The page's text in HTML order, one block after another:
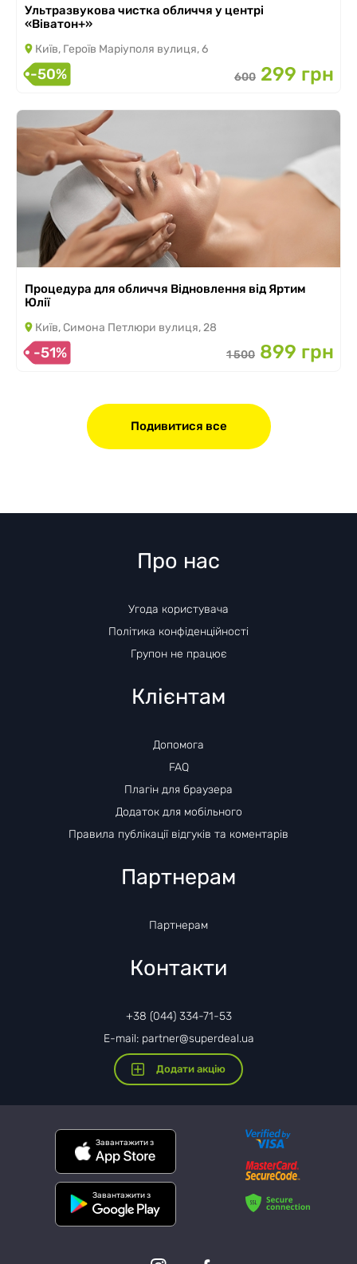
Ультразвукова чистка обличчя у центрі
«Віватон+»
Київ, Героїв Маріуполя вулиця, 6
-50% 600 299 грн
Процедура для обличчя Відновлення від Яртим
Юлії
Київ, Симона Петлюри вулиця, 28
-51% 1 500 899 грн
Подивитися все
Про нас
Угода користувача
Політика конфіденційності
Групон не працює
Клієнтам
Допомога
FAQ
Плагін для браузера
Додаток для мобільного
Правила публікації відгуків та коментарів
Партнерам
Партнерам
Контакти
+38 (044) 334-71-53
E-mail: partner@superdeal.ua
Додати акцію
Завантажити з
Завантажити з